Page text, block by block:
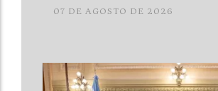
07 DE AGOSTO DE 2026